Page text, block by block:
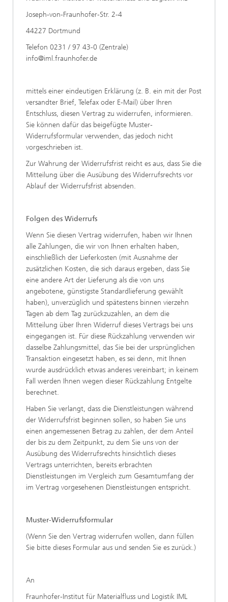
Joseph-von-Fraunhofer-Str. 2-4
44227 Dortmund
Telefon 0231 / 97 43-0 (Zentrale)
info@iml.fraunhofer.de
mittels einer eindeutigen Erklärung (z. B. ein mit der Post
versandter Brief, Telefax oder E-Mail) über Ihren
Entschluss, diesen Vertrag zu widerrufen, informieren.
Sie können dafür das beigefügte Muster-
Widerrufsformular verwenden, das jedoch nicht
vorgeschrieben ist.
Zur Wahrung der Widerrufsfrist reicht es aus, dass Sie die
Mitteilung über die Ausübung des Widerrufsrechts vor
Ablauf der Widerrufsfrist absenden.
Folgen des Widerrufs
Wenn Sie diesen Vertrag widerrufen, haben wir Ihnen
alle Zahlungen, die wir von Ihnen erhalten haben,
einschließlich der Lieferkosten (mit Ausnahme der
zusätzlichen Kosten, die sich daraus ergeben, dass Sie
eine andere Art der Lieferung als die von uns
angebotene, günstigste Standardlieferung gewählt
haben), unverzüglich und spätestens binnen vierzehn
Tagen ab dem Tag zurückzuzahlen, an dem die
Mitteilung über Ihren Widerruf dieses Vertrags bei uns
eingegangen ist. Für diese Rückzahlung verwenden wir
dasselbe Zahlungsmittel, das Sie bei der ursprünglichen
Transaktion eingesetzt haben, es sei denn, mit Ihnen
wurde ausdrücklich etwas anderes vereinbart; in keinem
Fall werden Ihnen wegen dieser Rückzahlung Entgelte
berechnet.
Haben Sie verlangt, dass die Dienstleistungen während
der Widerrufsfrist beginnen sollen, so haben Sie uns
einen angemessenen Betrag zu zahlen, der dem Anteil
der bis zu dem Zeitpunkt, zu dem Sie uns von der
Ausübung des Widerrufsrechts hinsichtlich dieses
Vertrags unterrichten, bereits erbrachten
Dienstleistungen im Vergleich zum Gesamtumfang der
im Vertrag vorgesehenen Dienstleistungen entspricht.
Muster-Widerrufsformular
(Wenn Sie den Vertrag widerrufen wollen, dann füllen
Sie bitte dieses Formular aus und senden Sie es zurück.)
An
Fraunhofer-Institut für Materialfluss und Logistik IML